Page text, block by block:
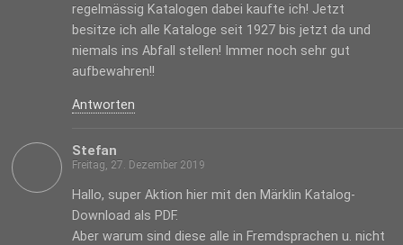
regelmässig Katalogen dabei kaufte ich! Jetzt
besitze ich alle Kataloge seit 1927 bis jetzt da und
niemals ins Abfall stellen! Immer noch sehr gut
aufbewahren!!
Antworten
Stefan
Freitag, 27. Dezember 2019
Hallo, super Aktion hier mit den Märklin Katalog-
Download als PDF.
Aber warum sind diese alle in Fremdsprachen u. nicht